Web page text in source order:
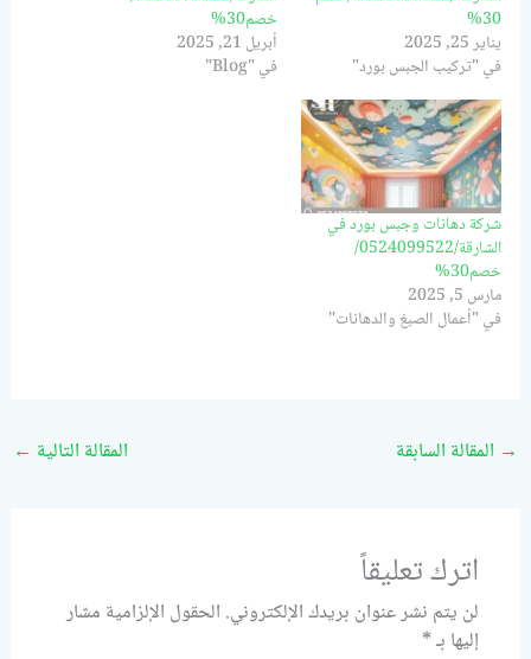
30%
يناير 25, 2025
في "تركيب الجبس بورد"
خصم30%
أبريل 21, 2025
في "Blog"
شركة دهانات وجبس بورد في
الشارقة/0524099522/
خصم30%
مارس 5, 2025
في "أعمال الصبغ والدهانات"
→ المقالة السابقة المقالة التالية ←
اترك تعليقاً
لن يتم نشر عنوان بريدك الإلكتروني. الحقول الإلزامية مشار
إليها بـ*